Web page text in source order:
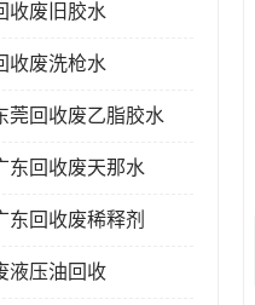
收废旧胶水
收废洗枪水
莞回收废乙脂胶水
东回收废天那水
东回收废稀释剂
液压油回收